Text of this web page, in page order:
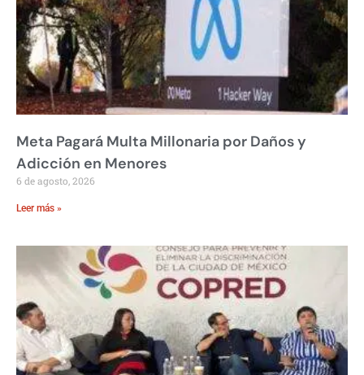
Meta Pagará Multa Millonaria por Daños y
Adicción en Menores
6 de agosto, 2026
Leer más »